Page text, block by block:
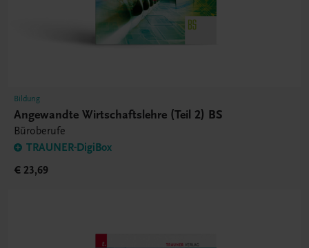
Bildung
Angewandte Wirtschaftslehre (Teil 2) BS
Büroberufe
TRAUNER-DigiBox
€ 23,69